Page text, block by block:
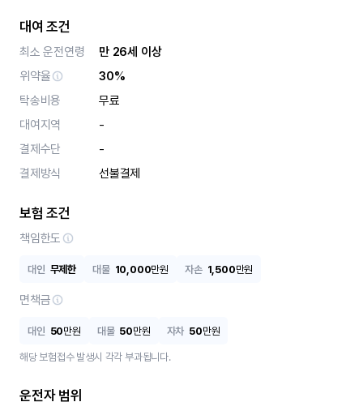
대여 조건
최소 운전연령
만 26세 이상
위약율
30%
탁송비용
무료
대여지역
-
결제수단
-
결제방식
선불결제
보험 조건
책임한도
대인 무제한 대물 10,000만원 자손 1,500만원
면책금
대인 50만원 대물 50만원 자차 50만원
해당 보험접수 발생시 각각 부과됩니다.
운전자 범위